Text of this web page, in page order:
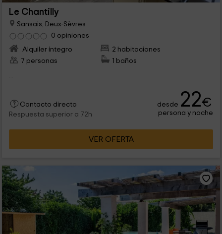
Le Chantilly
Sansais, Deux-Sèvres
0 opiniones
Alquiler íntegro
2 habitaciones
7 personas
1 baños
Contacto directo
Respuesta superior a 72h
desde 22€
persona y noche
VER OFERTA